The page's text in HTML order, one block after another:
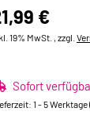
€
19% MwSt. , zzgl.
Sofort
1 - 5 Werktage